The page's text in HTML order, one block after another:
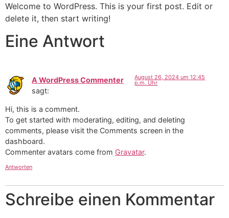
Zum
Inhalt
Welcome to WordPress. This is your first post. Edit or
delete it, then start writing!
Eine Antwort
A WordPress Commenter
sagt:
August 26, 2024 um 12:45
p.m. Uhr
Hi, this is a comment.
To get started with moderating, editing, and deleting
comments, please visit the Comments screen in the
dashboard.
Commenter avatars come from Gravatar.
Antworten
Schreibe einen Kommentar